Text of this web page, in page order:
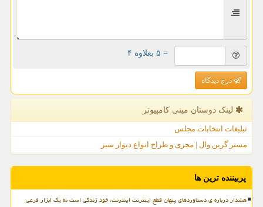
= ۵ بعلاوه ۴
درج دیدگاه
لینک دوستان مینی كامپیوتر
تبلیغات انتخابات مجلس
مستر گرین وال | مجری و طراح انواع دیوار سبز
پربیننده ترین ها
هشدار درباره ی دستاوردهای پنهان قطع اینترنت اینترنت، خود زندگی است نه یک ابزار فرعی